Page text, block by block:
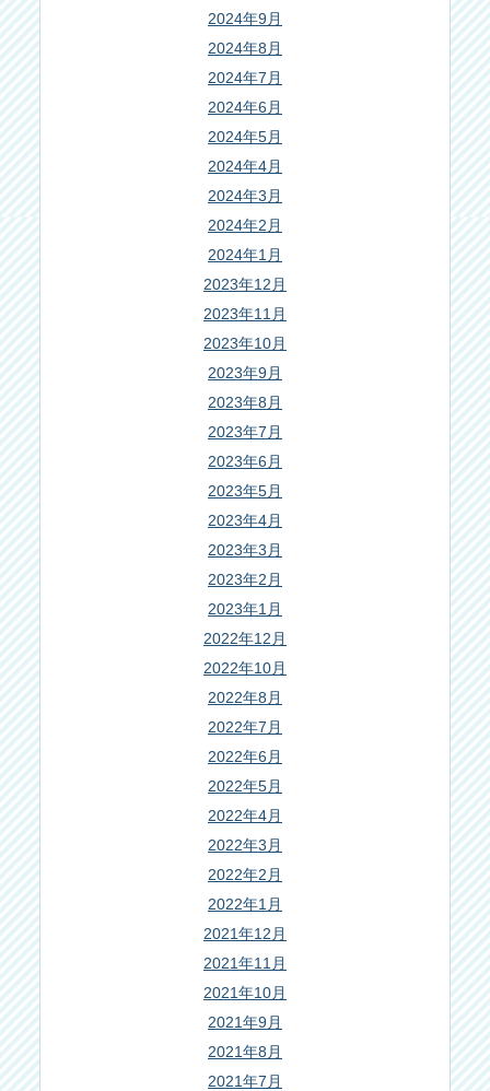
2024年9月
2024年8月
2024年7月
2024年6月
2024年5月
2024年4月
2024年3月
2024年2月
2024年1月
2023年12月
2023年11月
2023年10月
2023年9月
2023年8月
2023年7月
2023年6月
2023年5月
2023年4月
2023年3月
2023年2月
2023年1月
2022年12月
2022年10月
2022年8月
2022年7月
2022年6月
2022年5月
2022年4月
2022年3月
2022年2月
2022年1月
2021年12月
2021年11月
2021年10月
2021年9月
2021年8月
2021年7月